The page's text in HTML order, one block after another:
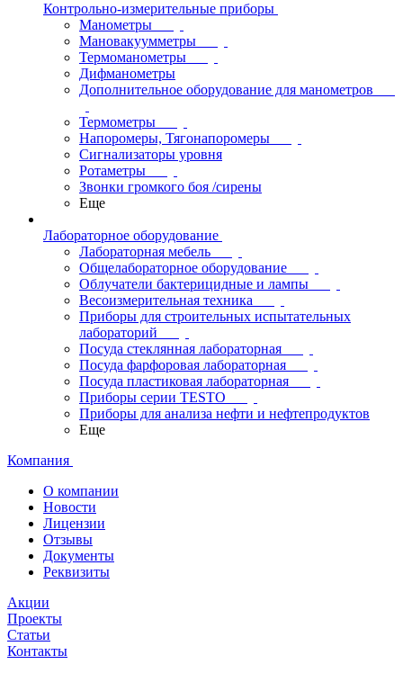
Контрольно-измерительные приборы
Манометры
Мановакуумметры
Термоманометры
Дифманометры
Дополнительное оборудование для манометров
Термометры
Напоромеры, Тягонапоромеры
Сигнализаторы уровня
Ротаметры
Звонки громкого боя /сирены
Еще
Лабораторное оборудование
Лабораторная мебель
Общелабораторное оборудование
Облучатели бактерицидные и лампы
Весоизмерительная техника
Приборы для строительных испытательных
лабораторий
Посуда стеклянная лабораторная
Посуда фарфоровая лабораторная
Посуда пластиковая лабораторная
Приборы серии TESTO
Приборы для анализа нефти и нефтепродуктов
Еще
Компания
О компании
Новости
Лицензии
Отзывы
Документы
Реквизиты
Акции
Проекты
Статьи
Контакты